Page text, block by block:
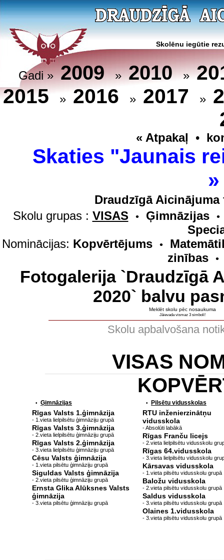
Skolēnu iegūtie
Gadi »2009 »2010 »
2015
» 2016 » 2017 »
« Atpakaļ •
Skaties "Jaunais
Draudzīgā
Skolu grupas : VISAS • Ģimnāzijas •
Nominācijas: Kopvērtējums •
zinības
•
Fotogalerija `Draudzīgā
2020` balvu
Meklēt skolu pēc nosaukuma
Jāievada vismaz 3 simboli!
Skolu apbalvošana
VISAS
• Ģimnāzijas
Rīgas Valsts 1.ģimnāzija
- 1.vieta lielpilsētu ģimnāziju grupā
Rīgas Valsts 3.ģimnāzija
- 2.vieta lielpilsētu ģimnāziju grupā
Rīgas Valsts 2.ģimnāzija
- 3.vieta lielpilsētu ģimnāziju grupā
Cēsu Valsts ģimnāzija
- 1.vieta pilsētu ģimnāziju grupā
Siguldas Valsts ģimnāzija
- 2.vieta pilsētu ģimnāziju grupā
Ernsta Glika Alūksnes Valsts
ģimnāzija
- 3.vieta pilsētu ģimnāziju grupā
• Pilsētu vidusskolas
RTU inženierzinātņu
vidusskola
- Absolūti labākā
Rīgas Franču licejs
- 2.vieta lielpilsētu vidusskolu
Rīgas 64.vidusskola
- 3.vieta lielpilsētu vidusskolu
Kārsavas vidusskola
- 1.vieta pilsētu vidusskolu grupā
Baložu vidusskola
- 2.vieta pilsētu vidusskolu grupā
Saldus vidusskola
- 3.vieta pilsētu vidusskolu grupā
Olaines 1.vidusskola
- 3.vieta pilsētu vidusskolu grupā